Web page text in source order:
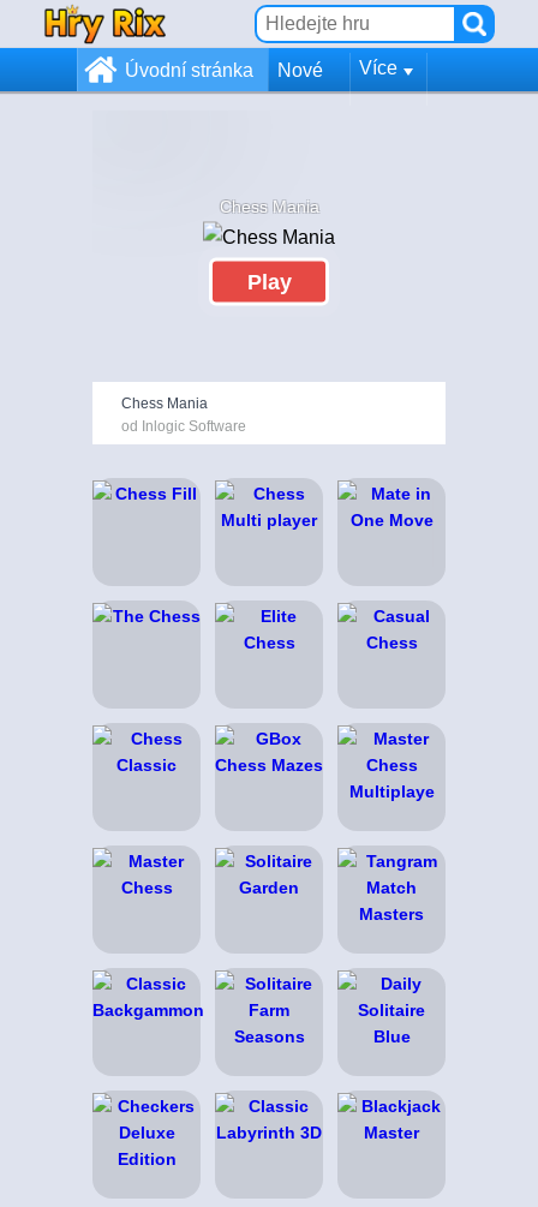
Úvodní stránka Nové Více
Chess Mania
Play
Chess Mania
od Inlogic Software